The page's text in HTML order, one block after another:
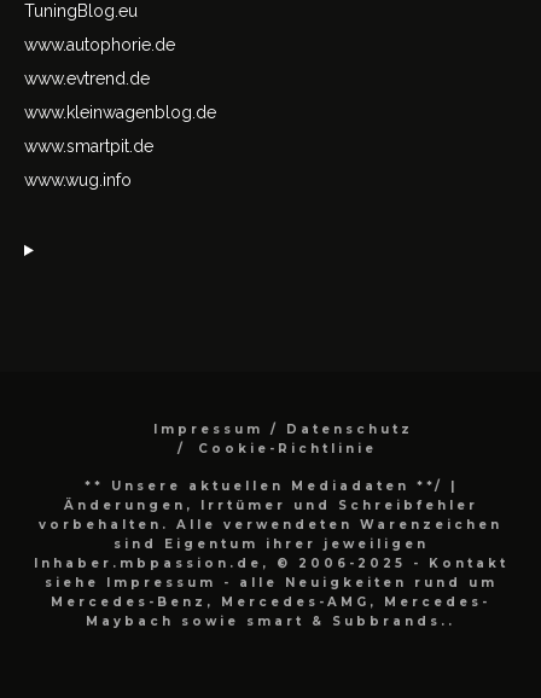
TuningBlog.eu
www.autophorie.de
www.evtrend.de
www.kleinwagenblog.de
www.smartpit.de
www.wug.info
Impressum / Datenschutz
Cookie-Richtlinie
** Unsere aktuellen Mediadaten **/
|
Änderungen, Irrtümer und Schreibfehler
vorbehalten. Alle verwendeten Warenzeichen
sind Eigentum ihrer jeweiligen
Inhaber.mbpassion.de, © 2006-2025 - Kontakt
siehe Impressum - alle Neuigkeiten rund um
Mercedes-Benz, Mercedes-AMG, Mercedes-
Maybach sowie smart & Subbrands..